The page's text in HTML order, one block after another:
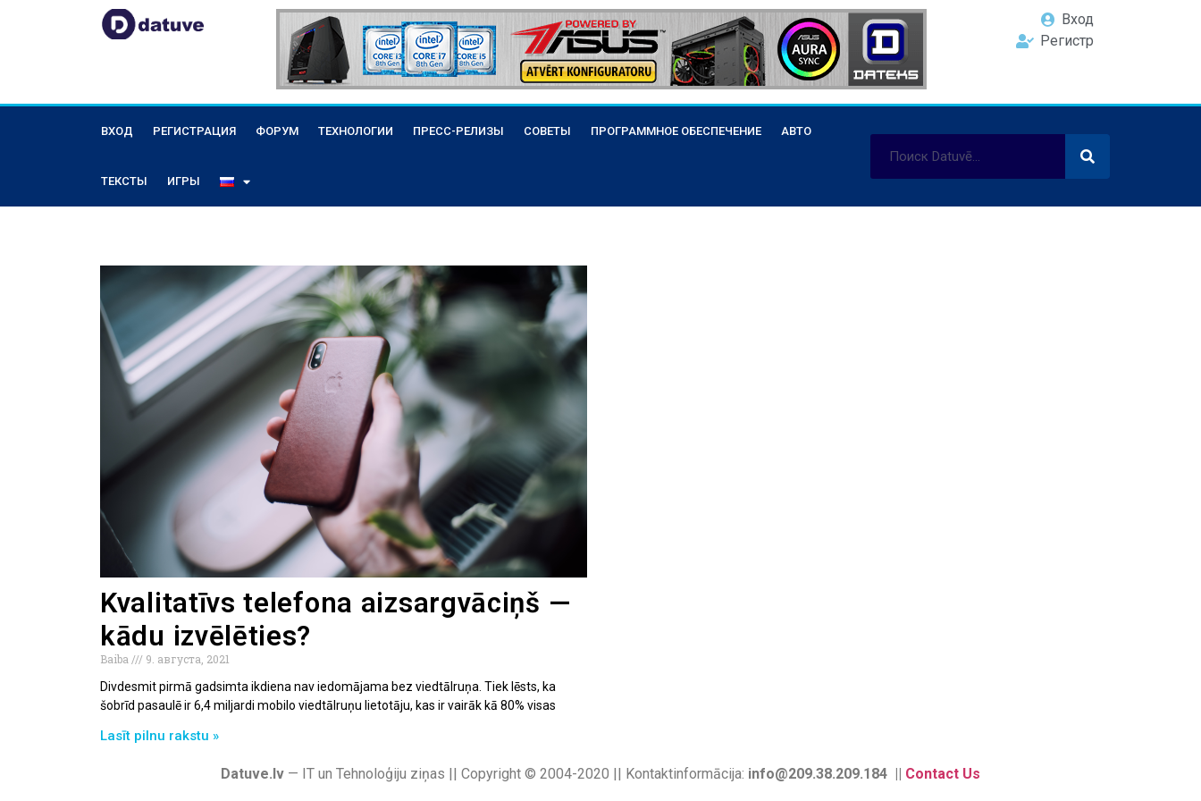
Вход
Регистр
ВХОД РЕГИСТРАЦИЯ ФОРУМ ТЕХНОЛОГИИ ПРЕСС-РЕЛИЗЫ СОВЕТЫ ПРОГРАММНОЕ ОБЕСПЕЧЕНИЕ АВТО
ТЕКСТЫ ИГРЫ
Kvalitatīvs telefona aizsargvāciņš —
kādu izvēlēties?
Baiba
9. августа, 2021
Divdesmit pirmā gadsimta ikdiena nav iedomājama bez viedtālruņa. Tiek lēsts, ka
šobrīd pasaulē ir 6,4 miljardi mobilo viedtālruņu lietotāju, kas ir vairāk kā 80% visas
Lasīt pilnu rakstu »
Datuve.lv — IT un Tehnoloģiju ziņas || Copyright © 2004-2020 || Kontaktinformācija: info@209.38.209.184 || Contact Us